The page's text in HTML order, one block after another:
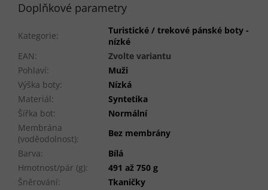
Doplňkové parametry
Kategorie:
Turistické / trekové pánské boty -
nízké
EAN:
Zvolte variantu
Pohlaví:
Muži
Výška boty:
Nízká
Materiál:
Syntetika
Šířka bot:
Normální
Membrána
(voděodolnost):
Bez membrány
Barva:
Bílá
Hmotnost/pár (g):
491 až 750 g
Šněrování:
Tkaničky